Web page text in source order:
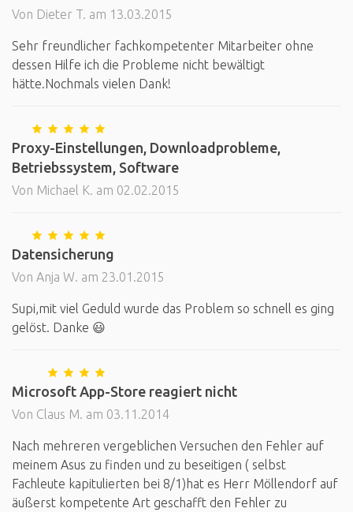
Von Dieter T. am 13.03.2015
Sehr freundlicher fachkompetenter Mitarbeiter ohne
dessen Hilfe ich die Probleme nicht bewältigt
hätte.Nochmals vielen Dank!
Proxy-Einstellungen, Downloadprobleme,
Betriebssystem, Software
Von Michael K. am 02.02.2015
Datensicherung
Von Anja W. am 23.01.2015
Supi,mit viel Geduld wurde das Problem so schnell es ging
gelöst. Danke 😃
Microsoft App-Store reagiert nicht
Von Claus M. am 03.11.2014
Nach mehreren vergeblichen Versuchen den Fehler auf
meinem Asus zu finden und zu beseitigen ( selbst
Fachleute kapitulierten bei 8/1)hat es Herr Möllendorf auf
äußerst kompetente Art geschafft den Fehler zu